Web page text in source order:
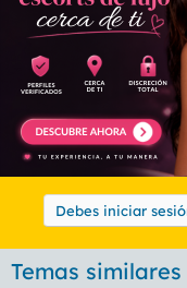
Debes iniciar
Temas similares